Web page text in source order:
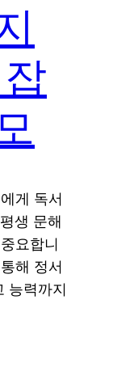
게 독서
생 문해
요합니
해 정서
능력까지